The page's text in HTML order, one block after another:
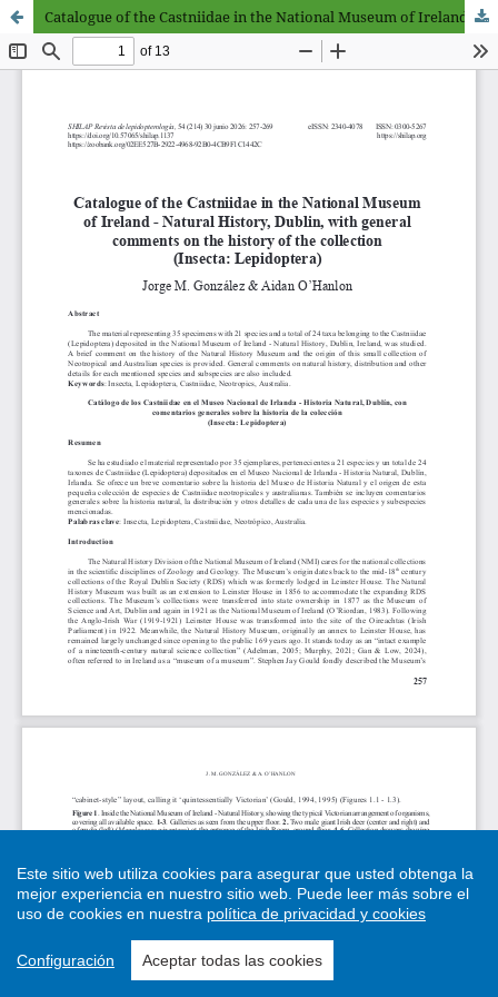
Catalogue of the Castniidae in the National Museum of Ireland - Natural History, Dublin, with general comments on the history of the collection (Insecta: Lepidoptera)
Este sitio web utiliza cookies para asegurar que usted obtenga la
mejor experiencia en nuestro sitio web. Puede leer más sobre el
uso de cookies en nuestra política de privacidad y cookies
Configuración Aceptar todas las cookies